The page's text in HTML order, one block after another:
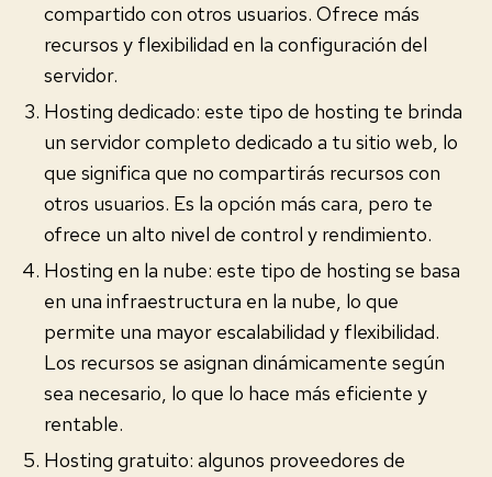
compartido con otros usuarios. Ofrece más
recursos y flexibilidad en la configuración del
servidor.
Hosting dedicado: este tipo de hosting te brinda
un servidor completo dedicado a tu sitio web, lo
que significa que no compartirás recursos con
otros usuarios. Es la opción más cara, pero te
ofrece un alto nivel de control y rendimiento.
Hosting en la nube: este tipo de hosting se basa
en una infraestructura en la nube, lo que
permite una mayor escalabilidad y flexibilidad.
Los recursos se asignan dinámicamente según
sea necesario, lo que lo hace más eficiente y
rentable.
Hosting gratuito: algunos proveedores de